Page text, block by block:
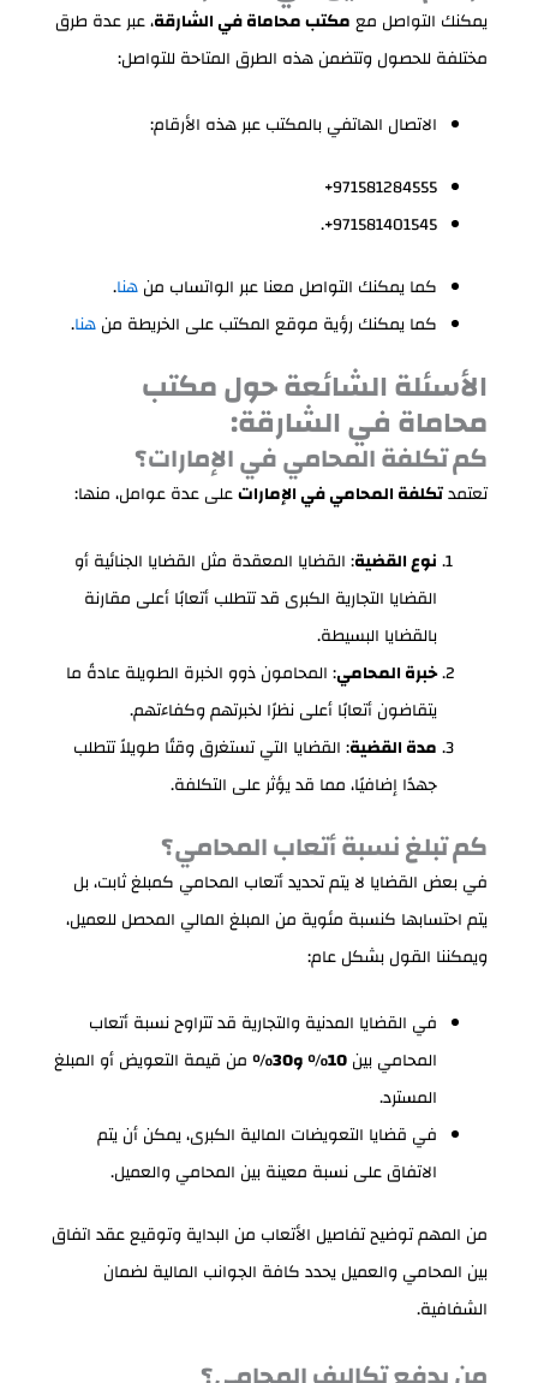
يمكنك التواصل معمكتب محاماة في الشارقة، عبر عدة طرق
مختلفة للحصول وتتضمن هذه الطرق المتاحة للتواصل:
الاتصال الهاتفي بالمكتب عبر هذه الأرقام:
971581284555+
971581401545+.
كما يمكنك التواصل معنا عبر الواتساب منهنا.
كما يمكنك رؤية موقع المكتب على الخريطة منهنا.
الأسئلة الشائعة حول مكتب
محاماة في الشارقة:
كم تكلفة المحامي في الإمارات؟
تعتمدتكلفة المحامي في الإماراتعلى عدة عوامل، منها:
نوع القضية: القضايا المعقدة مثل القضايا الجنائية أو
القضايا التجارية الكبرى قد تتطلب أتعابًا أعلى مقارنة
بالقضايا البسيطة.
خبرة المحامي: المحامون ذوو الخبرة الطويلة عادةً ما
يتقاضون أتعابًا أعلى نظرًا لخبرتهم وكفاءتهم.
مدة القضية: القضايا التي تستغرق وقتًا طويلاً تتطلب
جهدًا إضافيًا، مما قد يؤثر على التكلفة.
كم تبلغ نسبة أتعاب المحامي؟
في بعض القضايا لا يتم تحديد أتعاب المحامي كمبلغ ثابت، بل
يتم احتسابها كنسبة مئوية من المبلغ المالي المحصل للعميل،
ويمكننا القول بشكل عام:
في القضايا المدنية والتجارية قد تتراوح نسبة أتعاب
المحامي بين10% و30%
من قيمة التعويض أو المبلغ
المسترد.
في قضايا التعويضات المالية الكبرى، يمكن أن يتم
الاتفاق على نسبة معينة بين المحامي والعميل.
من المهم توضيح تفاصيل الأتعاب من البداية وتوقيع عقد اتفاق
بين المحامي والعميل يحدد كافة الجوانب المالية لضمان
الشفافية.